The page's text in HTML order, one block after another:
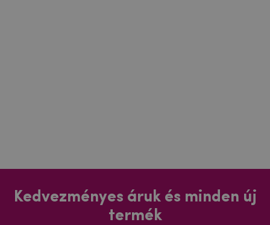
Kedvezményes áruk és minden új
termék